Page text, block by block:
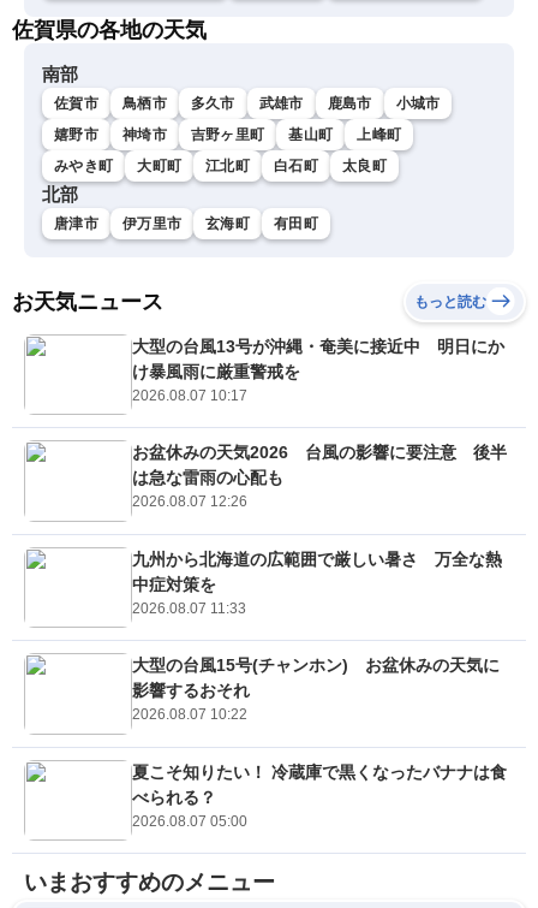
佐賀県の各地の天気
南部
佐賀市 鳥栖市 多久市 武雄市 鹿島市
小城市
嬉野市
神埼市 吉野ヶ里町 基山町
上峰町
みやき町
大町町 江北町 白石町 太良町
北部
唐津市 伊万里市 玄海町 有田町
お天気ニュース もっと読む
大型の台風13号が沖縄・奄美に接近中 明日にか
け暴風雨に厳重警戒を
2026.08.07 10:17
お盆休みの天気2026 台風の影響に要注意 後半
は急な雷雨の心配も
2026.08.07 12:26
九州から北海道の広範囲で厳しい暑さ 万全な熱
中症対策を
2026.08.07 11:33
大型の台風15号(チャンホン) お盆休みの天気に
影響するおそれ
2026.08.07 10:22
夏こそ知りたい！ 冷蔵庫で黒くなったバナナは食
べられる？
2026.08.07 05:00
いまおすすめのメニュー